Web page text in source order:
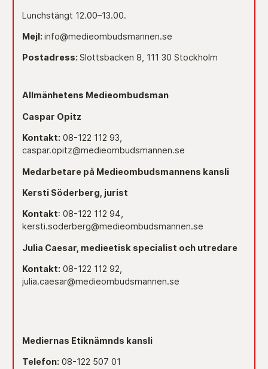
Lunchstängt 12.00–13.00.
Mejl: info@medieombudsmannen.se
Postadress: Slottsbacken 8, 111 30 Stockholm
Allmänhetens Medieombudsman
Caspar Opitz
Kontakt: 08-122 112 93,
caspar.opitz@medieombudsmannen.se
Medarbetare på Medieombudsmannens kansli
Kersti Söderberg, jurist
Kontakt: 08-122 112 94,
kersti.soderberg@medieombudsmannen.se
Julia Caesar, medieetisk specialist och utredare
Kontakt: 08-122 112 92,
julia.caesar@medieombudsmannen.se
Mediernas Etiknämnds kansli
Telefon: 08-122 507 01